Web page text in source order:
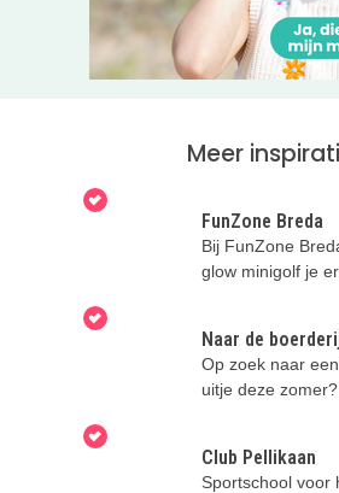
Meer
FunZone Breda
Bij FunZone
glow minigolf je
Naar de
zomervakantie!
Op zoek naar
uitje deze
Club Pellikaan
Sportschool voor